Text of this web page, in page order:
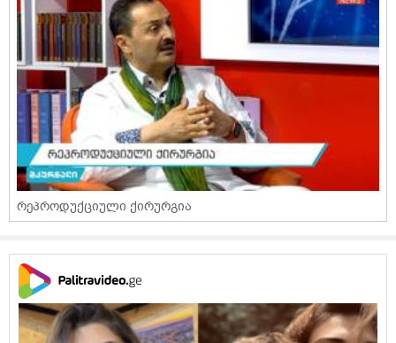
რეპროდუქციული ქირურგია